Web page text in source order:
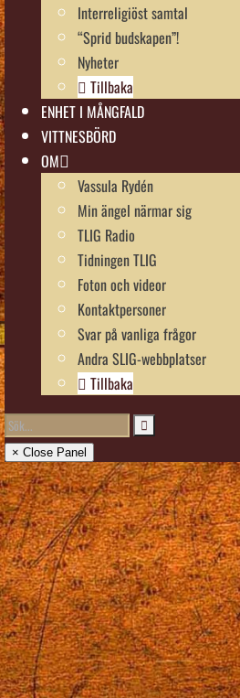
Interreligiöst samtal
“Sprid budskapen”!
Nyheter
Tillbaka
ENHET I MÅNGFALD
VITTNESBÖRD
OM
Vassula Rydén
Min ängel närmar sig
TLIG Radio
Tidningen TLIG
Foton och videor
Kontaktpersoner
Svar på vanliga frågor
Andra SLIG-webbplatser
Tillbaka
× Close Panel